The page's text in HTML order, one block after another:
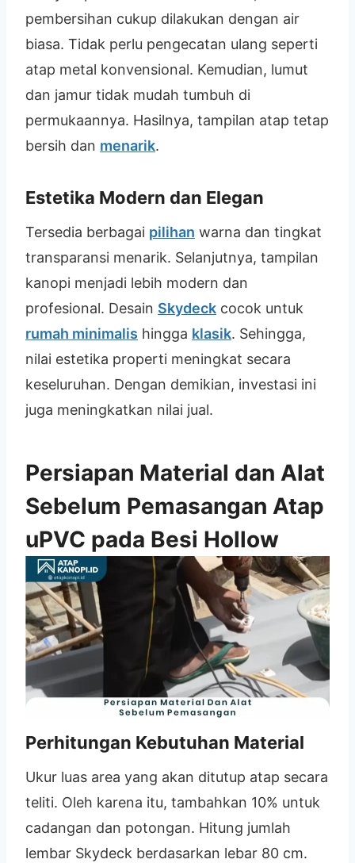
pembersihan cukup dilakukan dengan air
biasa. Tidak perlu pengecatan ulang seperti
atap metal konvensional. Kemudian, lumut
dan jamur tidak mudah tumbuh di
permukaannya. Hasilnya, tampilan atap tetap
bersih dan menarik.
Estetika Modern dan Elegan
Tersedia berbagai pilihan warna dan tingkat
transparansi menarik. Selanjutnya, tampilan
kanopi menjadi lebih modern dan
profesional. Desain Skydeck cocok untuk
rumah minimalis hingga klasik. Sehingga,
nilai estetika properti meningkat secara
keseluruhan. Dengan demikian, investasi ini
juga meningkatkan nilai jual.
Persiapan Material dan Alat
Sebelum Pemasangan Atap
uPVC pada Besi Hollow
Perhitungan Kebutuhan Material
Ukur luas area yang akan ditutup atap secara
teliti. Oleh karena itu, tambahkan 10% untuk
cadangan dan potongan. Hitung jumlah
lembar Skydeck berdasarkan lebar 80 cm.